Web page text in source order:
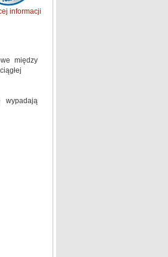
informacji
między
wypadają